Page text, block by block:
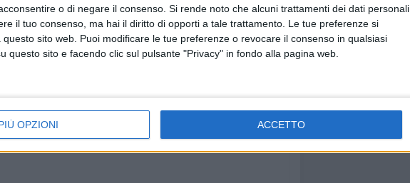
o di negare il consenso. Si rende noto che alcuni trattamenti dei dati personali
il tuo consenso, ma hai il diritto di opporti a tale trattamento. Le tue preferenze si
sito web. Puoi modificare le tue preferenze o revocare il consenso in qualsiasi
questo sito e facendo clic sul pulsante "Privacy" in fondo alla pagina web.
OPZIONI ACCETTO